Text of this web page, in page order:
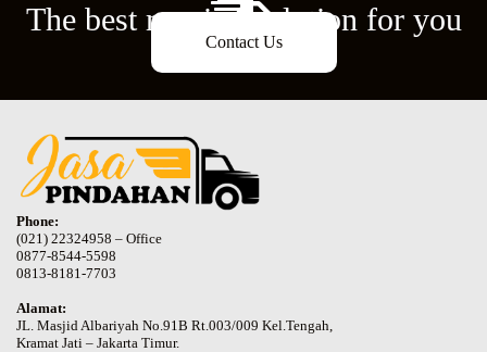
The best moving solution for you
Contact Us
Phone:
(021) 22324958 – Office
0877-8544-5598
0813-8181-7703
Alamat:
JL. Masjid Albariyah No.91B Rt.003/009 Kel.Tengah,
Kramat Jati – Jakarta Timur.